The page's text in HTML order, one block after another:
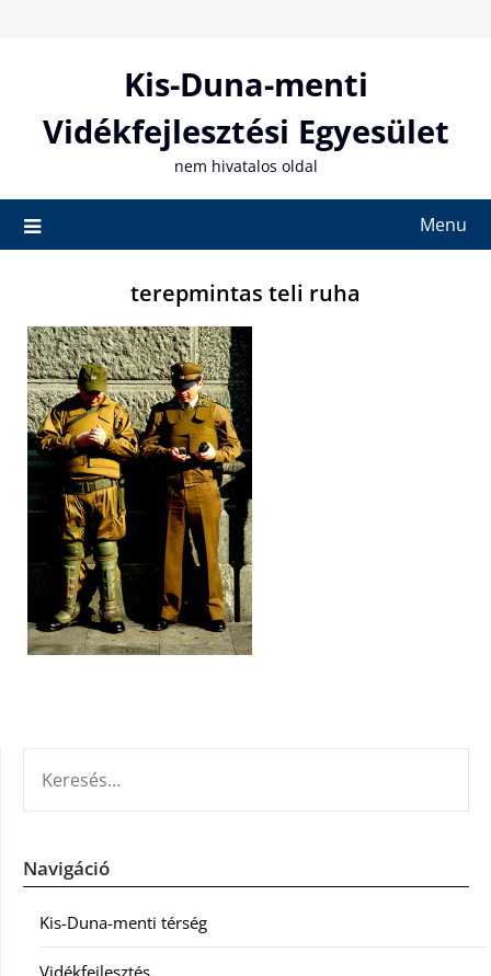
Kis-Duna-menti
Vidékfejlesztési Egyesület
nem hivatalos oldal
Menu
terepmintas teli ruha
Navigáció
Kis-Duna-menti térség
Vidékfejlesztés